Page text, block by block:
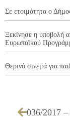
Σε ετοιμότητα ο
Ξεκίνησε η υποβολή
Ευρωπαϊκού
Θερινό σινεμά για